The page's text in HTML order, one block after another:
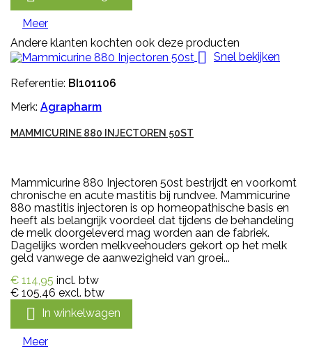
Meer
Andere klanten kochten ook deze producten
 Snel bekijken
Referentie: BI101106
Merk: Agrapharm
MAMMICURINE 880 INJECTOREN 50ST
Mammicurine 880 Injectoren 50st bestrijdt en voorkomt
chronische en acute mastitis bij rundvee. Mammicurine
880 mastitis injectoren is op homeopathische basis en
heeft als belangrijk voordeel dat tijdens de behandeling
de melk doorgeleverd mag worden aan de fabriek.
Dagelijks worden melkveehouders gekort op het melk
geld vanwege de aanwezigheid van groei...
€ 114,95 incl. btw
€ 105,46 excl. btw
 In winkelwagen
Meer